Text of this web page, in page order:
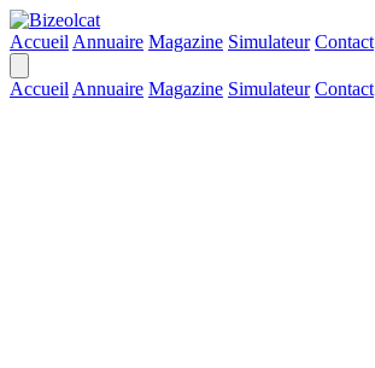
Accueil Annuaire Magazine Simulateur Contact
Accueil Annuaire Magazine Simulateur Contact